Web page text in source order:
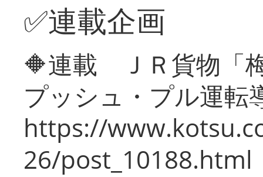
✅連載企画
🔶連載 ＪＲ貨物「
プッシュ・プル運転
https://
26/post_10188.html